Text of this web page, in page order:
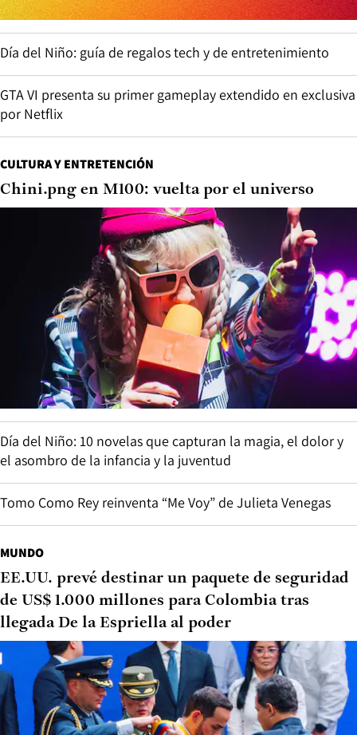
Día del Niño: guía de regalos tech y de entretenimiento
GTA VI presenta su primer gameplay extendido en exclusiva
por Netflix
CULTURA Y ENTRETENCIÓN
Chini.png en M100: vuelta por el universo
Día del Niño: 10 novelas que capturan la magia, el dolor y
el asombro de la infancia y la juventud
Tomo Como Rey reinventa “Me Voy” de Julieta Venegas
MUNDO
EE.UU. prevé destinar un paquete de seguridad
de US$ 1.000 millones para Colombia tras
llegada De la Espriella al poder